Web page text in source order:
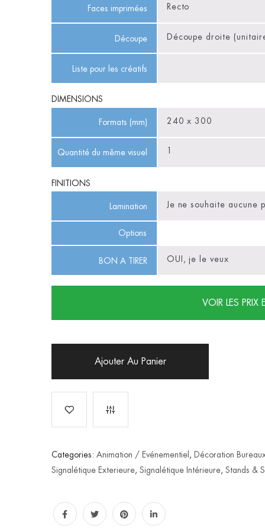
Faces imprimées
Découpe
Liste pour les créatifs
DIMENSIONS
Formats (mm)
Quantité du même visuel
FINITIONS
Lamination
Options
BON A TIRER
VOIR LES PRIX
Ajouter Au Panier
Categories: Animation / Evénementiel ,
Décoration
Signalétique Exterieure, Signalétique Intérieure, Stands &